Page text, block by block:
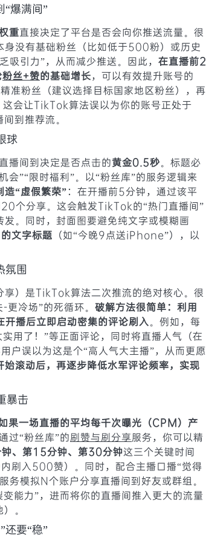
“爆满间”
重直接决定了平台是否会向你推送流量。很
没有基础粉丝（比如低于500粉）或历史
吸引力”，从而减少推送。因此， 在直播前2
粉丝+赞的基础增长，可以有效提升账号的
粉丝（建议选择目标国家地区粉丝），再
会让TikTok算法误以为你的账号正处于
到推荐流。
球
播间到决定是否点击的黄金0.5秒。标题必
会”“限时福利”。以“粉丝库”的服务逻辑来
造“虚假繁荣”：在开播前5分钟，通过该平
个分享。这会触发TikTok的“热门直播间”
。同时，封面图要避免纯文字或模糊画
文字标题 （如“今晚9点送iPhone”），以
氛围
享）是TikTok算法二次推流的绝对核心。很
冷场”的死循环。 破解方法很简单：利用
开播后立即启动密集的评论刷入 。例如，每
用了！”等正面评论，同时将直播人气（在
误以为这是个“高人气大主播”，从而更愿
始滚动后，再逐步降低水军评论频率，实现
暴击
果一场直播的平均每千次曝光（CPM）产
过“粉丝库”的刷赞与刷分享服务，你可以精
、第15分钟、第30分钟这三个关键时间
刷入500赞）。同时，配合主播口播“觉得
务模拟N个账户分享直播间到好友或群组。
能力”，进而将你的直播间推入更大的流量
。
还要“稳”